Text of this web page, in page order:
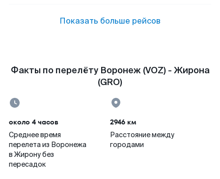
Показать больше рейсов
Факты по перелёту Воронеж (VOZ) - Жирона
(GRO)
около 4 часов
Среднее время
перелета из Воронежа
в Жирону без
пересадок
2946 км
Расстояние между
городами